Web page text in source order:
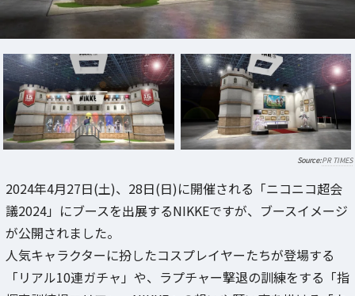
PR TIMES
2024年4月27日(土)、28日(日)に開催される「ニコニコ超会
議2024」にブースを出展するNIKKEですが、ブースイメージ
が公開されました。
人気キャラクターに扮したコスプレイヤーたちが登場する
「リアル10連ガチャ」や、ラプチャー撃退の訓練をする「指